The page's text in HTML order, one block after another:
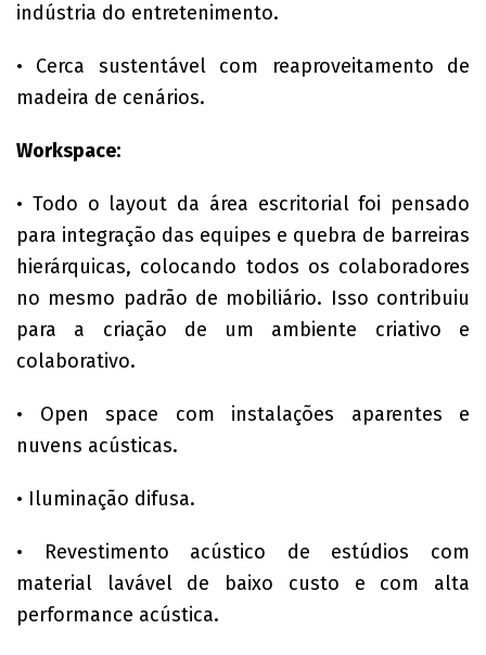
indústria do entretenimento.
• Cerca sustentável com reaproveitamento de
madeira de cenários.
Workspace:
• Todo o layout da área escritorial foi pensado
para integração das equipes e quebra de barreiras
hierárquicas, colocando todos os colaboradores
no mesmo padrão de mobiliário. Isso contribuiu
para a criação de um ambiente criativo e
colaborativo.
• Open space com instalações aparentes e
nuvens acústicas.
• Iluminação difusa.
• Revestimento acústico de estúdios com
material lavável de baixo custo e com alta
performance acústica.